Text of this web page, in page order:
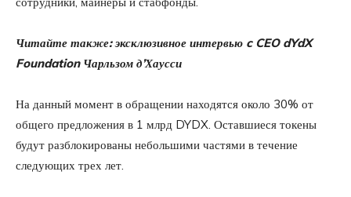
Читайте также: эксклюзивное интервью c CEO dYdX
Foundation Чарльзом д’Хаусси
На данный момент в обращении находятся около 30% от
общего предложения в 1 млрд DYDX. Оставшиеся токены
будут разблокированы небольшими частями в течение
следующих трех лет.